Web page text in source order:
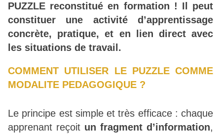
PUZZLE reconstitué en formation ! Il peut
constituer une activité d’apprentissage
concrète, pratique, et en lien direct avec
les situations de travail.
COMMENT UTILISER LE PUZZLE COMME
MODALITE PEDAGOGIQUE ?
Le principe est simple et très efficace : chaque
apprenant reçoit un fragment d’information,